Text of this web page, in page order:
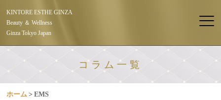
KINTORE ESTHE GINZA
Beauty ＆ Wellness
Ginza Tokyo Japan
コラム一覧
ホーム EMS